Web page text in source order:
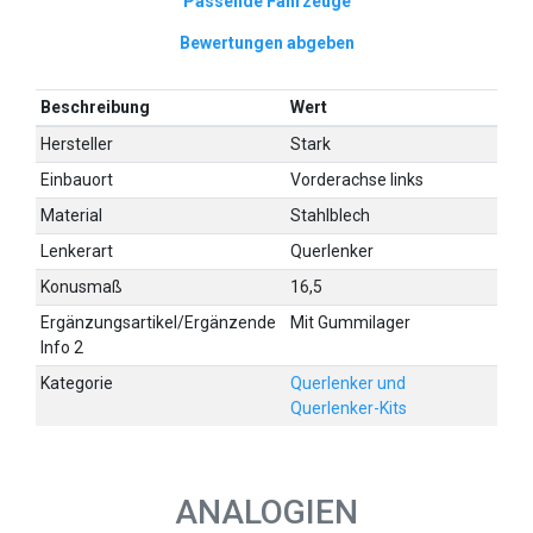
Bewertungen abgeben
Beschreibung
Wert
Hersteller
Stark
Einbauort
Vorderachse links
Material
Stahlblech
Lenkerart
Querlenker
Konusmaß
16,5
Ergänzungsartikel/Ergänzende
Info 2
Mit Gummilager
Kategorie
Querlenker und
Querlenker-Kits
ANALOGIEN